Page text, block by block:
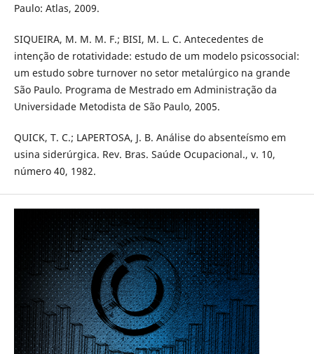
Paulo: Atlas, 2009.
SIQUEIRA, M. M. M. F.; BISI, M. L. C. Antecedentes de
intenção de rotatividade: estudo de um modelo psicossocial:
um estudo sobre turnover no setor metalúrgico na grande
São Paulo. Programa de Mestrado em Administração da
Universidade Metodista de São Paulo, 2005.
QUICK, T. C.; LAPERTOSA, J. B. Análise do absenteísmo em
usina siderúrgica. Rev. Bras. Saúde Ocupacional., v. 10,
número 40, 1982.